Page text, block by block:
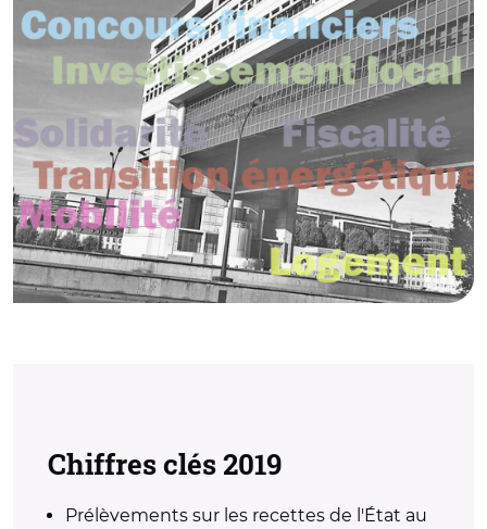
Chiffres clés 2019
Prélèvements sur les recettes de l'État au